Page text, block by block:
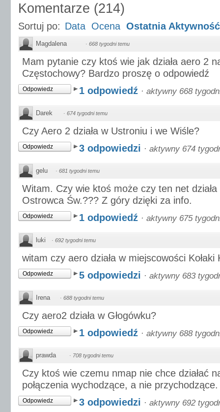
Komentarze (214)
Sortuj po: Data Ocena Ostatnia Aktywność
Magdalena · 668 tygodni temu
Mam pytanie czy ktoś wie jak działa aero 2
Częstochowy? Bardzo proszę o odpowiedź
Odpowiedz 1 odpowiedź · aktywny 668
Darek · 674 tygodni temu
Czy Aero 2 działa w Ustroniu i we Wiśle?
Odpowiedz 3 odpowiedzi · aktywny 674
gelu · 681 tygodni temu
Witam. Czy wie ktoś może czy ten net
Ostrowca Św.??? Z góry dzięki za info.
Odpowiedz 1 odpowiedź · aktywny 675
luki · 692 tygodni temu
witam czy aero działa w miejscowości Kołaki
Odpowiedz 5 odpowiedzi · aktywny 683
Irena · 688 tygodni temu
Czy aero2 działa w Głogówku?
Odpowiedz 1 odpowiedź · aktywny 688
prawda · 708 tygodni temu
Czy ktoś wie czemu nmap nie chce działać
połączenia wychodzące, a nie
Odpowiedz 3 odpowiedzi · aktywny 692